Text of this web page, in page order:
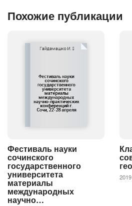
Похожие публикации
Фестиваль науки
сочинского
государственного
университета
материалы
международных
научно…